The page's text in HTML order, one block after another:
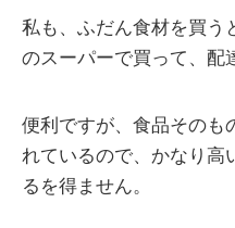
私も、ふだん食材を買う
のスーパーで買って、配
便利ですが、食品そのも
れているので、かなり高
るを得ません。